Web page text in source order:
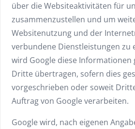
über die Websiteaktivitäten für
zusammenzustellen und um
Websitenutzung und der
verbundene Dienstleistungen zu
wird Google diese Informationen
Dritte übertragen, sofern dies
vorgeschrieben oder soweit
Auftrag von Google verarbeiten.
Google wird, nach eigenen